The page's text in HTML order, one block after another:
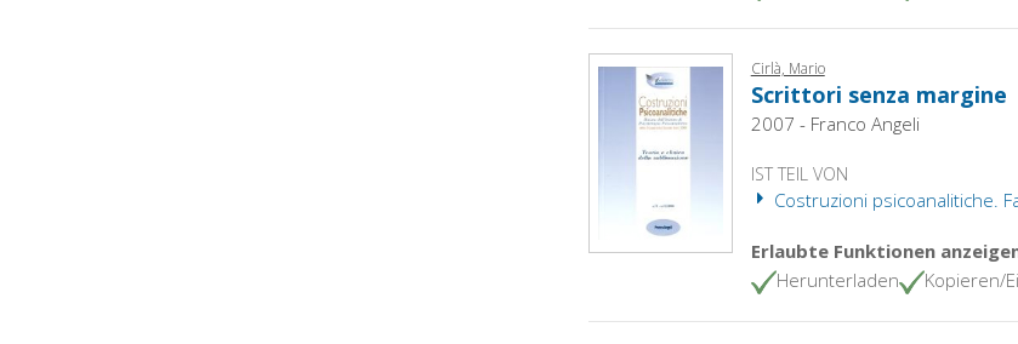
Cirlà, Mario
Scrittori senza margine
2007 - Franco Angeli
IST TEIL VON
Costruzioni psicoanalitiche.
Erlaubte Funktionen
Herunterladen
Kopieren/